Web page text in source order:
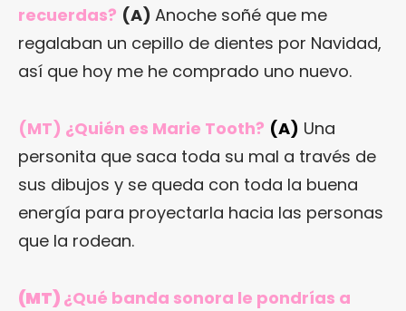
recuerdas? (A) Anoche soñé que me
regalaban un cepillo de dientes por Navidad,
así que hoy me he comprado uno nuevo.
(MT) ¿Quién es Marie Tooth? (A) Una
personita que saca toda su mal a través de
sus dibujos y se queda con toda la buena
energía para proyectarla hacia las personas
que la rodean.
(MT) ¿Qué banda sonora le pondrías a